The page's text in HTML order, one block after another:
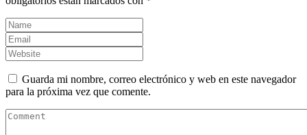
Guarda mi nombre, correo electrónico y web en este navegador
para la próxima vez que comente.